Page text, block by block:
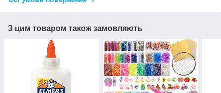
З цим товаром також замовляють